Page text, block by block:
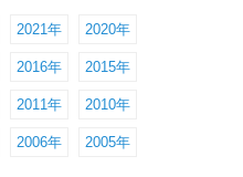
2021年 2020年
2016年 2015年
2011年 2010年
2006年 2005年